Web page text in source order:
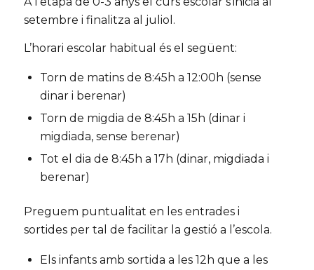
setembre i finalitza al juliol.
L’horari escolar habitual és el següent:
Torn de matins de 8:45h a 12:00h (sense
dinar i berenar)
Torn de migdia de 8:45h a 15h (dinar i
migdiada, sense berenar)
Tot el dia de 8:45h a 17h (dinar, migdiada i
berenar)
Preguem puntualitat en les entrades i
sortides per tal de facilitar la gestió a l’escola.
Els infants amb sortida a les 12h que a les